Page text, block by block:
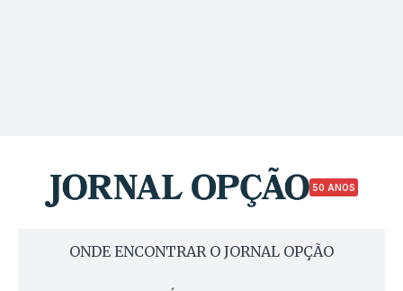
50 ANOS
ONDE ENCONTRAR O JORNAL OPÇÃO